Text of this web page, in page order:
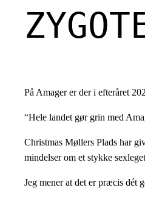
På Amager er der i efteråret
“Hele landet gør grin med
Christmas Møllers Plads har
mindelser om et stykke
Jeg mener at det er præcis dét